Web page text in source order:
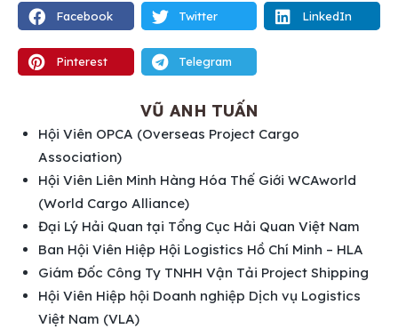
Facebook Twitter LinkedIn
Pinterest Telegram
VŨ ANH TUẤN
Hội Viên OPCA (Overseas Project Cargo
Association)
Hội Viên Liên Minh Hàng Hóa Thế Giới WCAworld
(World Cargo Alliance)
Đại Lý Hải Quan tại Tổng Cục Hải Quan Việt Nam
Ban Hội Viên Hiệp Hội Logistics Hồ Chí Minh – HLA
Giám Đốc Công Ty TNHH Vận Tải Project Shipping
Hội Viên Hiệp hội Doanh nghiệp Dịch vụ Logistics
Việt Nam (VLA)